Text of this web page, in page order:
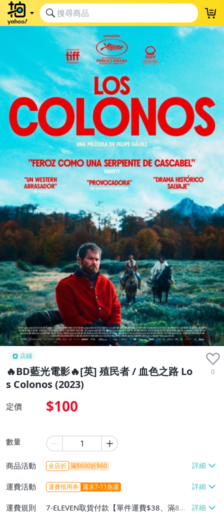
店鋪
🔥BD藍光電影🔥[英] 殖民者 / 血色之路 Lo
s Colonos (2023)
0
定價 $100
數量
商品活動 全店折 滿$600折$60
運費活動 運費抵用券 週末7-11免運
運費規則
7-ELEVEN取貨付款【單件運費$38、滿8件